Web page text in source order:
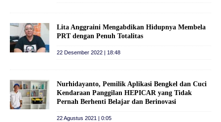
Lita Anggraini Mengabdikan Hidupnya Membela
PRT dengan Penuh Totalitas
22 Desember 2022 | 18:48
Nurhidayanto, Pemilik Aplikasi Bengkel dan Cuci
Kendaraan Panggilan HEPICAR yang Tidak
Pernah Berhenti Belajar dan Berinovasi
22 Agustus 2021 | 0:05